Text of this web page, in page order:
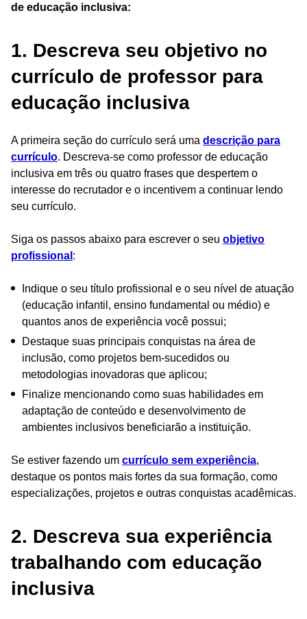
de educação inclusiva:
1. Descreva seu objetivo no
currículo de professor para
educação inclusiva
A primeira seção do currículo será uma descrição para
currículo. Descreva-se como professor de educação
inclusiva em três ou quatro frases que despertem o
interesse do recrutador e o incentivem a continuar lendo
seu currículo.
Siga os passos abaixo para escrever o seu objetivo
profissional :
Indique o seu título profissional e o seu nível de atuação
(educação infantil, ensino fundamental ou médio) e
quantos anos de experiência você possui;
Destaque suas principais conquistas na área de
inclusão, como projetos bem-sucedidos ou
metodologias inovadoras que aplicou;
Finalize mencionando como suas habilidades em
adaptação de conteúdo e desenvolvimento de
ambientes inclusivos beneficiarão a instituição.
Se estiver fazendo um currículo sem experiência,
destaque os pontos mais fortes da sua formação, como
especializações, projetos e outras conquistas acadêmicas.
2. Descreva sua experiência
trabalhando com educação
inclusiva